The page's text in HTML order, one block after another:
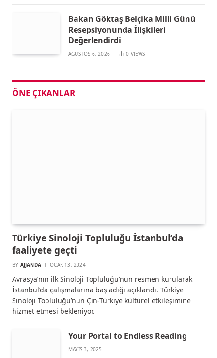
Bakan Göktaş Belçika Milli Günü
Resepsiyonunda İlişkileri
Değerlendirdi
AĞUSTOS 6, 2026 0 VIEWS
ÖNE ÇIKANLAR
Türkiye Sinoloji Topluluğu İstanbul’da
faaliyete geçti
BY AJJANDA OCAK 13, 2024
Avrasya’nın ilk Sinoloji Topluluğu’nun resmen kurularak
İstanbul’da çalışmalarına başladığı açıklandı. Türkiye
Sinoloji Topluluğu’nun Çin-Türkiye kültürel etkileşimine
hizmet etmesi bekleniyor.
Your Portal to Endless Reading
MAYIS 3, 2025